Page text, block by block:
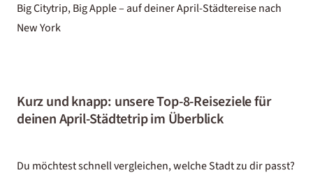
Big Citytrip, Big Apple – auf deiner April-Städtereise nach
New York
Kurz und knapp: unsere Top-8-Reiseziele für
deinen April-Städtetrip im Überblick
Du möchtest schnell vergleichen, welche Stadt zu dir passt?